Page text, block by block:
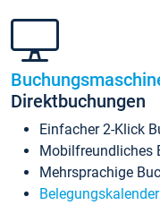
Direktbuchungen
Einfacher 2-Klick
Mobilfreundliches
Mehrsprachige
Belegungskalender